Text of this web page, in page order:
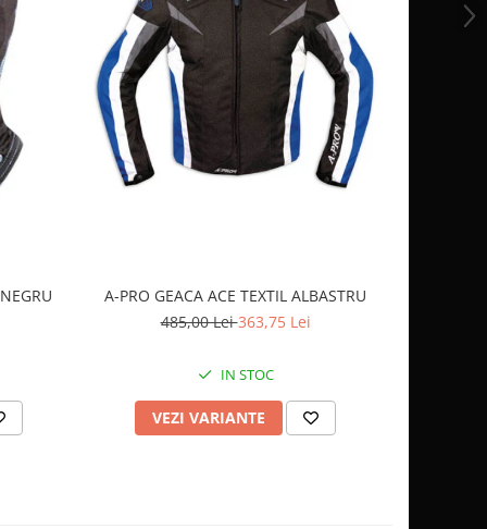
A-PRO GEACA ACE TEXTIL ALBASTRU
485,00 Lei363,75 Lei
IN STOC
VEZI VARIANTE